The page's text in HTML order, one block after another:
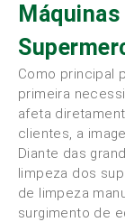
Como principal
primeira
afeta
clientes, a
Diante das
limpeza dos
de limpeza
surgimento de